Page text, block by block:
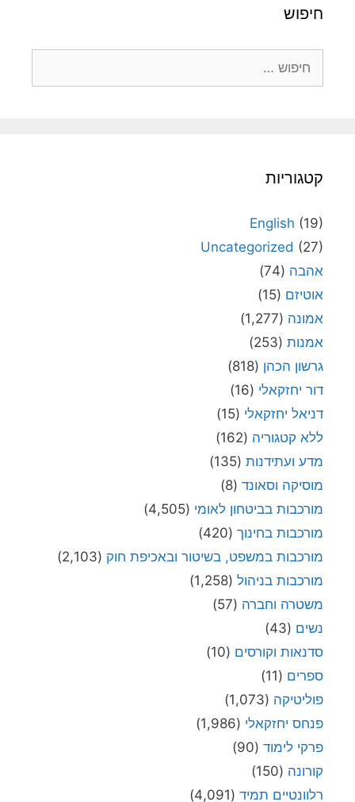
חיפוש
קטגוריות
English (19)
Uncategorized (27)
אהבה (74)
אוטיזם (15)
אמונה (1,277)
אמנות (253)
גרשון הכהן (818)
דור יחזקאלי (16)
דניאל יחזקאלי (15)
ללא קטגוריה (162)
מדע ועתידנות (135)
מוסיקה וסאונד (8)
מורכבות בביטחון לאומי (4,505)
מורכבות בחינוך (420)
מורכבות במשפט, בשיטור ובאכיפת חוק (2,103)
מורכבות בניהול (1,258)
משטרה וחברה (57)
נשים (43)
סדנאות וקורסים (10)
ספרים (11)
פוליטיקה (1,073)
פנחס יחזקאלי (1,986)
פרקי לימוד (90)
קורונה (150)
רלוונטיים תמיד (4,091)